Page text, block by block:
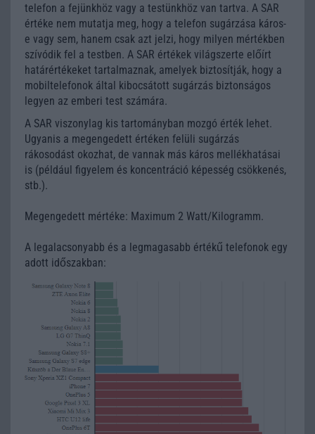
telefon a fejünkhöz vagy a testünkhöz van tartva. A SAR
értéke nem mutatja meg, hogy a telefon sugárzása káros-
e vagy sem, hanem csak azt jelzi, hogy milyen mértékben
szívódik fel a testben. A SAR értékek világszerte előírt
határértékeket tartalmaznak, amelyek biztosítják, hogy a
mobiltelefonok által kibocsátott sugárzás biztonságos
legyen az emberi test számára.
A SAR viszonylag kis tartományban mozgó érték lehet.
Ugyanis a megengedett értéken felüli sugárzás
rákosodást okozhat, de vannak más káros mellékhatásai
is (például figyelem és koncentráció képesség csökkenés,
stb.).
Megengedett mértéke: Maximum 2 Watt/Kilogramm.
A legalacsonyabb és a legmagasabb értékű telefonok egy
adott időszakban: